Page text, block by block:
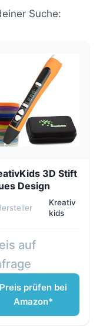
Suche:
3D Stift
Design
Kreativ
kids
auf
Preis prüfen bei
Amazon*